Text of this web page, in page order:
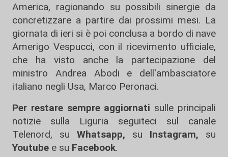
America, ragionando su possibili sinergie da
concretizzare a partire dai prossimi mesi. La
giornata di ieri si è poi conclusa a bordo di nave
Amerigo Vespucci, con il ricevimento ufficiale,
che ha visto anche la partecipazione del
ministro Andrea Abodi e dell'ambasciatore
italiano negli Usa, Marco Peronaci.
Per restare sempre aggiornati sulle principali
notizie sulla Liguria seguiteci sul canale
Telenord, su
Whatsapp, su Instagram, su
Youtube e su Facebook.